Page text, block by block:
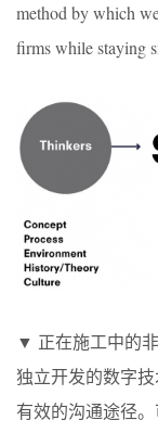
method by which
firms while staying
▼ 正在施工中的
独立开发的数字
有效的沟通途径